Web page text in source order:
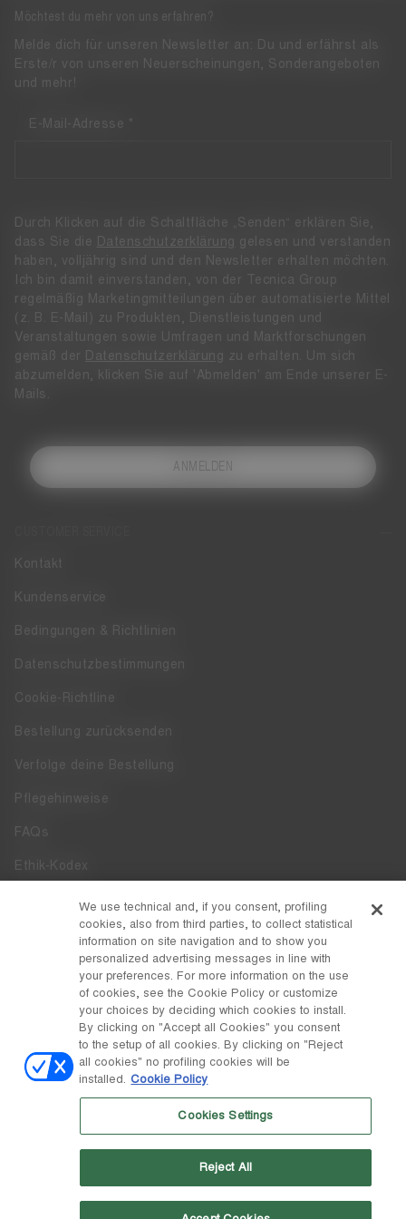
Kontakt
Kundenservice
Bedingungen & Richtlinien
Datenschutzbestimmungen
Cookie-Richtline
Bestellung zurücksenden
Verfolge deine Bestellung
Pflegehinweise
FAQs
Ethik-Kodex
Whistleblowing
Zugänglichkeit
DISCOVER MOON BOOT
Facebook
LAND / WÄHRUNG
Belgien / € ändern
S.p.A. untersteht. Sitz in Giavera del Montello (TV) - Via Fante d'Italia
n. 56 | Grundkapital € 38.533.835,00 voll eingezahlt | Unternehmen
eingetragen unter Nr. 78175 R.E.A. von Treviso. Unternehmensregister
und Steuernummer 00195810262
Möchtest du mehr von uns erfahren?
Melde dich für unseren Newsletter an: Du und erfährst als
Erste/r von unseren Neuerscheinungen, Sonderangeboten
und mehr!
E-Mail-Adresse
Durch Klicken auf die Schaltfläche „Senden“ erklären Sie,
dass Sie die Datenschutzerklärung gelesen und verstanden
haben, volljährig sind und den Newsletter erhalten möchten.
Ich bin damit einverstanden, von der Tecnica Group
regelmäßig Marketingmitteilungen über automatisierte Mittel
(z. B. E-Mail) zu Produkten, Dienstleistungen und
Veranstaltungen sowie Umfragen und Marktforschungen
gemäß der Datenschutzerklärung zu erhalten. Um sich
abzumelden, klicken Sie auf 'Abmelden' am Ende unserer E-
Mails.
ANMELDEN
We use technical and, if you consent, profiling
cookies, also from third parties, to collect statistical
information on site navigation and to show you
personalized advertising messages in line with
your preferences. For more information on the use
of cookies, see the Cookie Policy or customize
your choices by deciding which cookies to install.
By clicking on "Accept all Cookies" you consent
to the setup of all cookies. By clicking on "Reject
all cookies" no profiling cookies will be
installed. Cookie Policy
Cookies Settings
Reject All